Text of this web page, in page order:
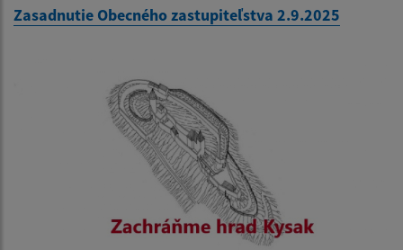
Zasadnutie Obecného zastupiteľstva 2.9.2025